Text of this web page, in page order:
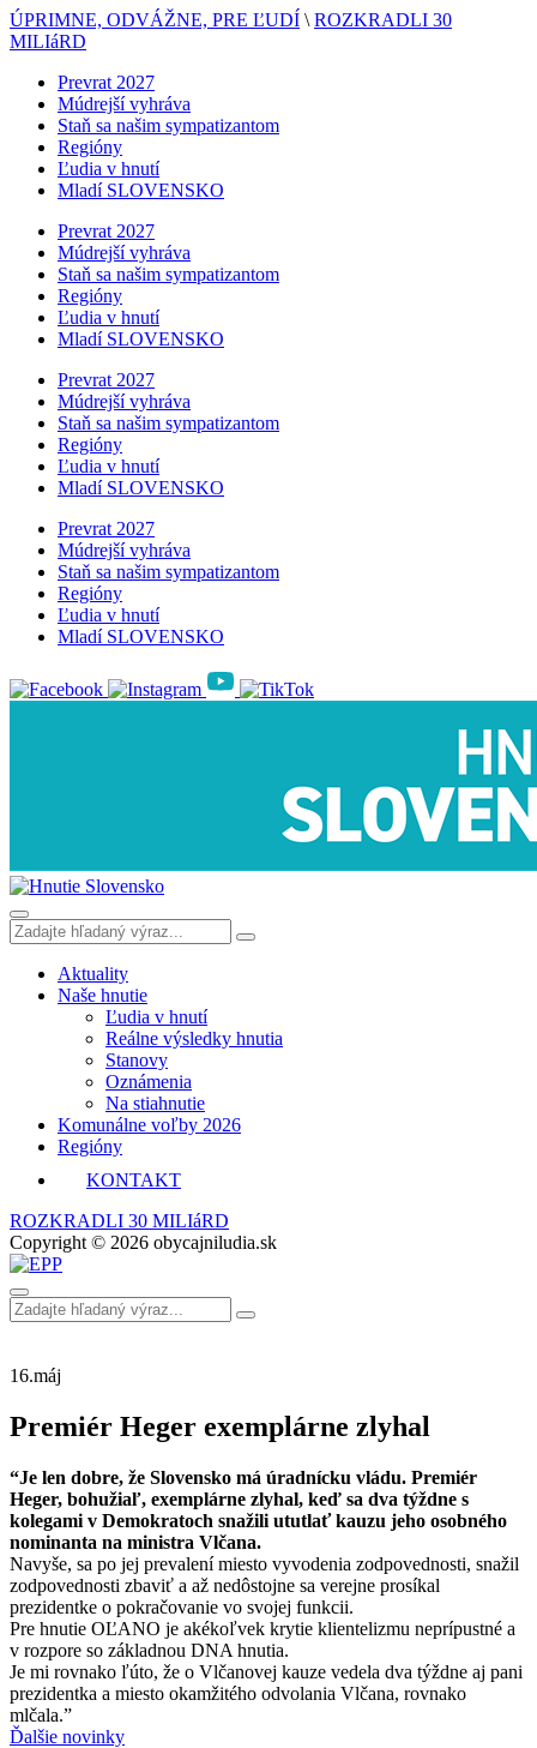
ÚPRIMNE, ODVÁŽNE, PRE ĽUDÍ \ ROZKRADLI 30
MILIáRD
Prevrat 2027
Múdrejší vyhráva
Staň sa našim sympatizantom
Regióny
Ľudia v hnutí
Mladí SLOVENSKO
Prevrat 2027
Múdrejší vyhráva
Staň sa našim sympatizantom
Regióny
Ľudia v hnutí
Mladí SLOVENSKO
Prevrat 2027
Múdrejší vyhráva
Staň sa našim sympatizantom
Regióny
Ľudia v hnutí
Mladí SLOVENSKO
Prevrat 2027
Múdrejší vyhráva
Staň sa našim sympatizantom
Regióny
Ľudia v hnutí
Mladí SLOVENSKO
Aktuality
Naše hnutie
Ľudia v hnutí
Reálne výsledky hnutia
Stanovy
Oznámenia
Na stiahnutie
Komunálne voľby 2026
Regióny
KONTAKT
ROZKRADLI 30 MILIáRD
Copyright © 2026 obycajniludia.sk
16.máj
Premiér Heger exemplárne zlyhal
“Je len dobre, že Slovensko má úradnícku vládu. Premiér
Heger, bohužiaľ, exemplárne zlyhal, keď sa dva týždne s
kolegami v Demokratoch snažili ututlať kauzu jeho osobného
nominanta na ministra Vlčana.
Navyše, sa po jej prevalení miesto vyvodenia zodpovednosti, snažil
zodpovednosti zbaviť a až nedôstojne sa verejne prosíkal
prezidentke o pokračovanie vo svojej funkcii.
Pre hnutie OĽANO je akékoľvek krytie klientelizmu neprípustné a
v rozpore so základnou DNA hnutia.
Je mi rovnako ľúto, že o Vlčanovej kauze vedela dva týždne aj pani
prezidentka a miesto okamžitého odvolania Vlčana, rovnako
mlčala.”
Ďalšie novinky